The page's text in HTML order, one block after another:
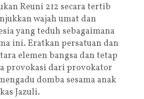
Reuni 212 secara tertib
wajah umat dan
yang teduh sebagaimana
ini. Eratkan persatuan dan
elemen bangsa dan tetap
provokasi dari provokator
domba sesama anak
Jazuli.